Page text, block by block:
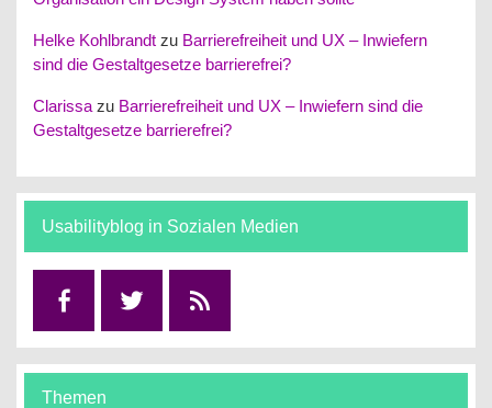
Helke Kohlbrandt zu Barrierefreiheit und UX – Inwiefern
sind die Gestaltgesetze barrierefrei?
Clarissa zu Barrierefreiheit und UX – Inwiefern sind die
Gestaltgesetze barrierefrei?
Usabilityblog in Sozialen Medien
Themen